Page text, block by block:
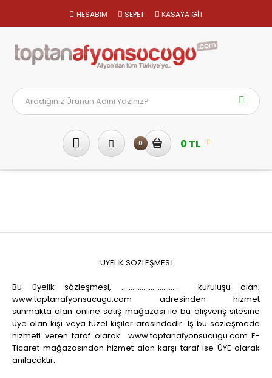
HESABIM SEPET KASAYA GİT
0 0 TL
ÜYELİK SÖZLEŞMESİ
Bu üyelik sözleşmesi, ............................... kuruluşu olan;
www.toptanafyonsucugu.com adresinden hizmet
sunmakta olan online satış mağazası ile bu alışveriş sitesine
üye olan kişi veya tüzel kişiler arasındadır. İş bu sözleşmede
hizmeti veren taraf olarak www.toptanafyonsucugu.com E-
Ticaret mağazasından hizmet alan karşı taraf ise ÜYE olarak
anılacaktır.